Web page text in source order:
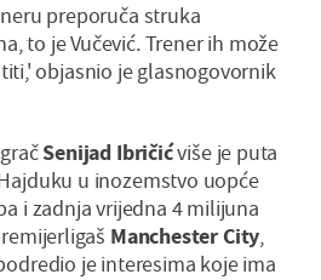
preporuča struka
to je Vučević. Trener ih može
objasnio je glasnogovornik
Senijad Ibričićviše je puta
u inozemstvo uopće
i zadnja vrijedna 4 milijuna
Manchester City,
je interesima koje ima